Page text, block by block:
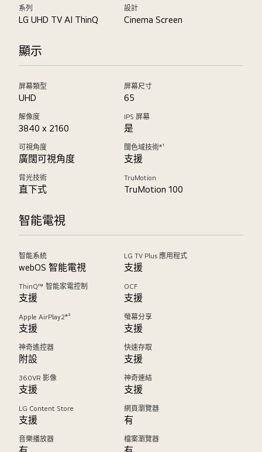
系列
LG UHD TV AI ThinQ
設計
Cinema Screen
顯示
屏幕類型
UHD
屏幕尺寸
65
解像度
3840 x 2160
IPS 屏幕
是
可視角度
廣闊可視角度
闊色域技術*¹
支援
背光技術
直下式
TruMotion
TruMotion 100
智能電視
智能系統
webOS 智能電視
LG TV Plus 應用程式
支援
ThinQ™ 智能家電控制
支援
OCF
支援
Apple AirPlay2*²
支援
螢幕分享
支援
神奇遙控器
附設
快速存取
支援
360VR 影像
支援
神奇連結
支援
LG Content Store
支援
網頁瀏覽器
有
音樂播放器 檔案瀏覽器